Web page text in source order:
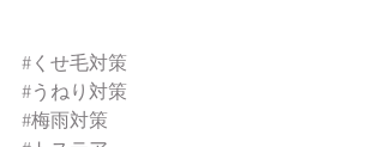
#くせ毛対策
#うねり対策
#梅雨対策